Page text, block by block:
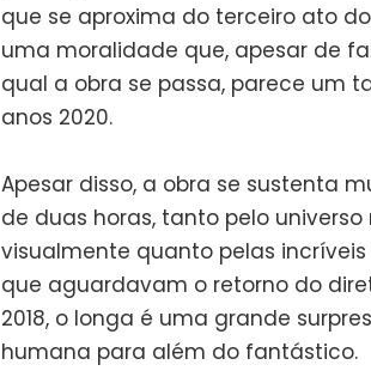
que se aproxima do terceiro ato
uma moralidade que, apesar de
qual a obra se passa, parece um
anos 2020.
Apesar disso, a obra se sustenta
de duas horas, tanto pelo
visualmente quanto pelas
que aguardavam o retorno do
2018, o longa é uma grande
humana para além do fantástico.